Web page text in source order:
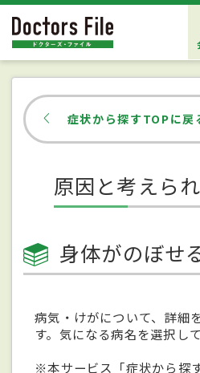
症状から探すTOPに戻
原因と考えら
身体がのぼせ
病気・けがについて、詳細
す。気になる病名を選択し
※本サービス「症状から探